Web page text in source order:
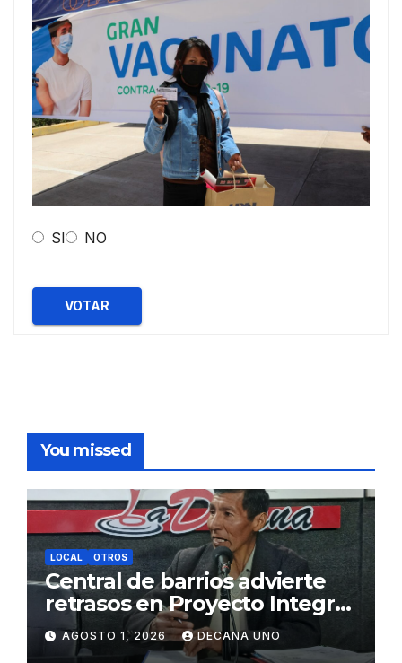
SI NO
VOTAR
You missed
LOCAL OTROS
Central de barrios advierte
retrasos en Proyecto Integral
de Agua y Alcantarillado para
Juliaca
AGOSTO 1, 2026 DECANA UNO